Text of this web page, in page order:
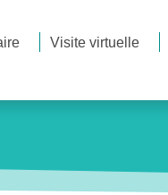
Visite virtuelle